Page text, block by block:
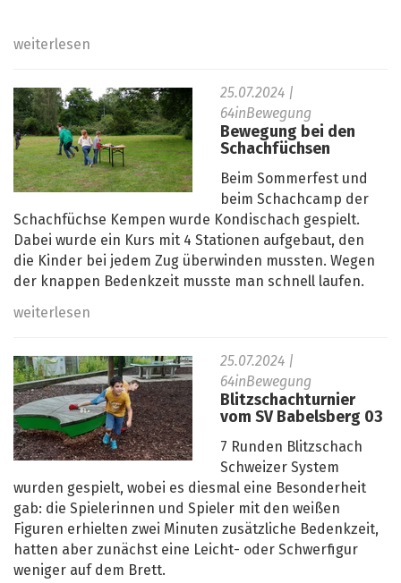
weiterlesen
25.07.2024 |
64inBewegung
Bewegung bei den
Schachfüchsen
Beim Sommerfest und
beim Schachcamp der
Schachfüchse Kempen wurde Kondischach gespielt.
Dabei wurde ein Kurs mit 4 Stationen aufgebaut, den
die Kinder bei jedem Zug überwinden mussten. Wegen
der knappen Bedenkzeit musste man schnell laufen.
weiterlesen
25.07.2024 |
64inBewegung
Blitzschachturnier
vom SV Babelsberg 03
7 Runden Blitzschach
Schweizer System
wurden gespielt, wobei es diesmal eine Besonderheit
gab: die Spielerinnen und Spieler mit den weißen
Figuren erhielten zwei Minuten zusätzliche Bedenkzeit,
hatten aber zunächst eine Leicht- oder Schwerfigur
weniger auf dem Brett.